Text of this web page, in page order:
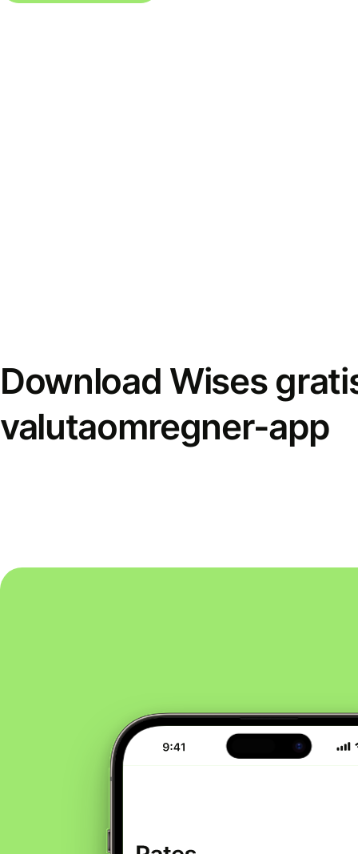
Download Wises
valutaomregner-app